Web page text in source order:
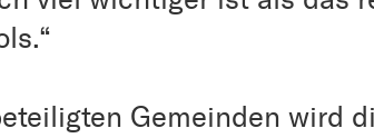
Gemeinden wird